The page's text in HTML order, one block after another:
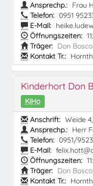
Ansprechp.: Frau
Telefon: 0951
E-Mail:
Öffnungszeiten:
Träger: Don
Kontakt Tr.:
Kinderhort Don
KiHo
Anschrift: Weide
Ansprechp.: Herr
Telefon: 0951/
E-Mail:
Öffnungszeiten:
Träger: Don
Kontakt Tr.: